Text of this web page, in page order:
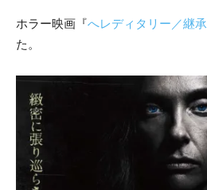
ホラー映画『へレディタリー／継承
た。